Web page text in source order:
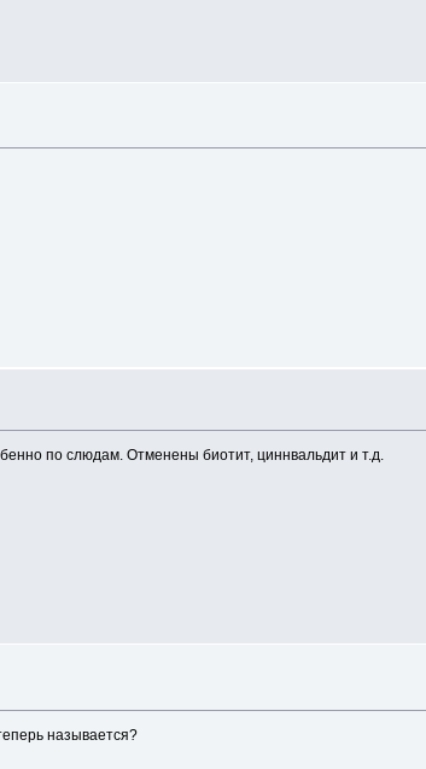
по слюдам. Отменены биотит, циннвальдит и т.д.
называется?